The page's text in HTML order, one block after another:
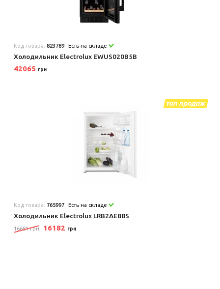
Код товара:823789 Есть на складе
Холодильник Electrolux EWUS020B5B
42065 грн
Код товара: 765997 Есть на складе
Холодильник Electrolux LRB2AE88S
16681 грн 16182 грн